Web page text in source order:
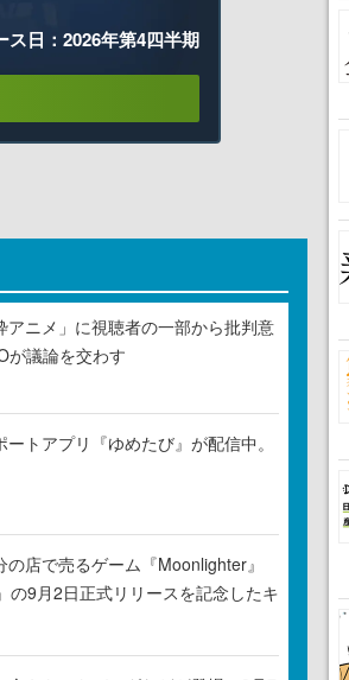
ス日：2026年第4四半期
アニメ」に視聴者の一部から批判意
が議論を交わす
トアプリ『ゆめたび』が配信中。
店で売るゲーム『Moonlighter』
9月2日正式リリースを記念したキ